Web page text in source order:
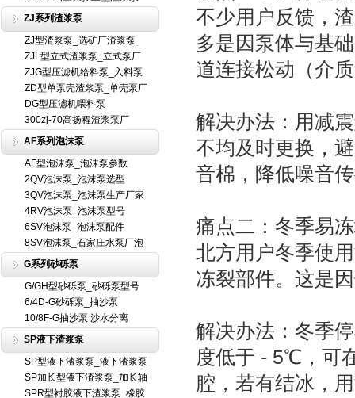
ZJ系列渣浆泵
ZJ型渣浆泵_选矿厂渣浆泵
ZJL型立式渣浆泵_立式泵厂
ZJG型压滤机给料泵_入料泵
ZD型单泵壳渣浆泵_单壳泵厂
DG型压滤机喂料泵
300zj-70高扬程渣浆泵厂
AF系列泡沫泵
AF型泡沫泵_泡沫泵参数
2QV泡沫泵_泡沫泵选型
3QV泡沫泵_泡沫泵生产厂家
4RV泡沫泵_泡沫泵型号
6SV泡沫泵_泡沫泵配件
8SV泡沫泵_石家庄水泵厂泡
G系列砂砾泵
G/GH型砂砾泵_砂砾泵型号
6/4D-G砂砾泵_抽沙泵
10/8F-G抽沙泵 沙水分离
SP液下渣浆泵
SP型液下渣浆泵_液下渣浆泵
SP加长型液下渣浆泵_加长轴
SPR型衬胶液下渣浆泵_橡胶
不少用户反馈，
多是因泵体与基
道连接松动（介
解决办法：用减
不均及时更换，
音棉，降低噪音
痛点二：冬季易
北方用户冬季使
冻裂部件。这是
解决办法：冬季
度低于 - 5℃，可
腔，若有结冰，